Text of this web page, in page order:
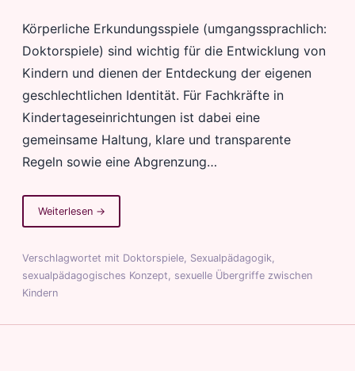
Körperliche Erkundungsspiele (umgangssprachlich:
Doktorspiele) sind wichtig für die Entwicklung von
Kindern und dienen der Entdeckung der eigenen
geschlechtlichen Identität. Für Fachkräfte in
Kindertageseinrichtungen ist dabei eine
gemeinsame Haltung, klare und transparente
Regeln sowie eine Abgrenzung…
Weiterlesenvon
Sexualpädagogik
Kindertagesstätten
–
→
Verschlagwortet mit Doktorspiele, Sexualpädagogik,
sexualpädagogisches Konzept, sexuelle Übergriffe zwischen
Kindern